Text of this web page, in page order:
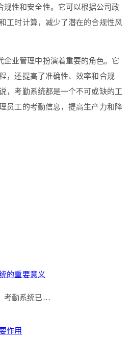
规性和安全性。它可以根据公司政
工时计算，减少了潜在的合规性风
企业管理中扮演着重要的角色。它
，还提高了准确性、效率和合规
，考勤系统都是一个不可或缺的工
员工的考勤信息，提高生产力和降
的重要意义
考勤系统已…
作用